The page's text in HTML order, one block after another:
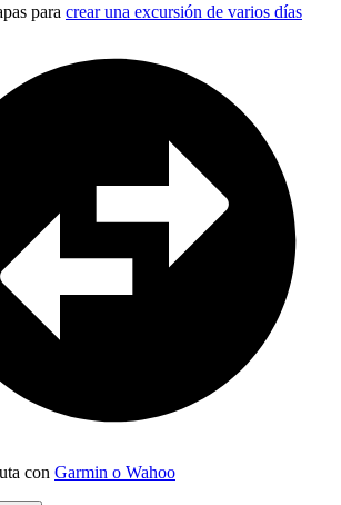
para crear una excursión de varios días
con Garmin o Wahoo